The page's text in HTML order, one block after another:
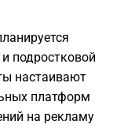
подростковой
настаивают
платформ
на рекламу